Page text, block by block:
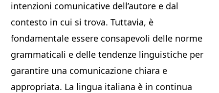
intenzioni comunicative dell’autore e dal
contesto in cui si trova. Tuttavia, è
fondamentale essere consapevoli delle norme
grammaticali e delle tendenze linguistiche per
garantire una comunicazione chiara e
appropriata. La lingua italiana è in continua